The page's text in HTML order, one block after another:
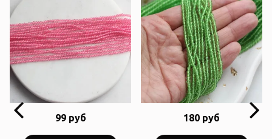
99 руб 180 руб